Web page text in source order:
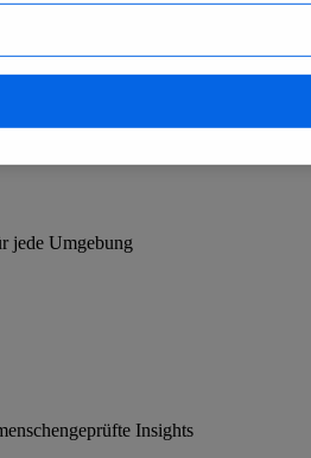
und -prognosen
jede Umgebung
Insights